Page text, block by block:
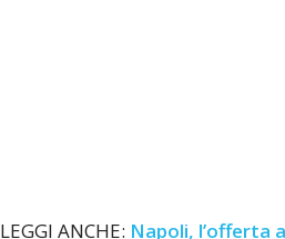
LEGGI ANCHE: Napoli, l’offerta